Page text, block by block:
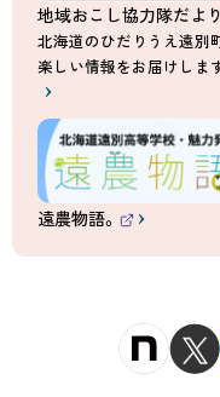
地域おこし協力隊だより
北海道のひだりうえ遠別
楽しい情報をお届けしま
遠農物語。
外
）